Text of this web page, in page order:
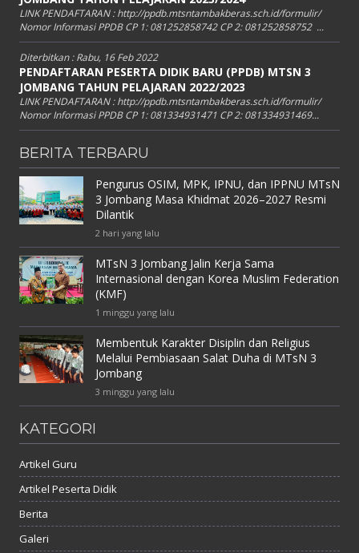
LINK PENDAFTARAN : http://ppdb.mtsntambakberas.sch.id/formulir/
Nomor Informasi PPDB CP 1: 081252858742 CP 2: 081252858752 ...
Diterbitkan :Rabu, 16 Feb 2022
PENDAFTARAN PESERTA DIDIK BARU (PPDB) MTSN 3
JOMBANG TAHUN PELAJARAN 2022/2023
LINK PENDAFTARAN : http://ppdb.mtsntambakberas.sch.id/formulir/
Nomor Informasi PPDB CP 1: 081334931471 CP 2: 081334931469...
BERITA TERBARU
Pengurus OSIM, MPK, IPNU, dan IPPNU MTsN
3 Jombang Masa Khidmat 2026–2027 Resmi
Dilantik
2 hari yang lalu
MTsN 3 Jombang Jalin Kerja Sama
Internasional dengan Korea Muslim Federation
(KMF)
1 minggu yang lalu
Membentuk Karakter Disiplin dan Religius
Melalui Pembiasaan Salat Duha di MTsN 3
Jombang
3 minggu yang lalu
KATEGORI
Artikel Guru
Artikel Peserta Didik
Berita
Galeri